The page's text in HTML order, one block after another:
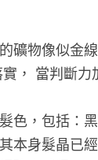
礦物像似金
， 當判斷
色，包括：
本身髮晶已